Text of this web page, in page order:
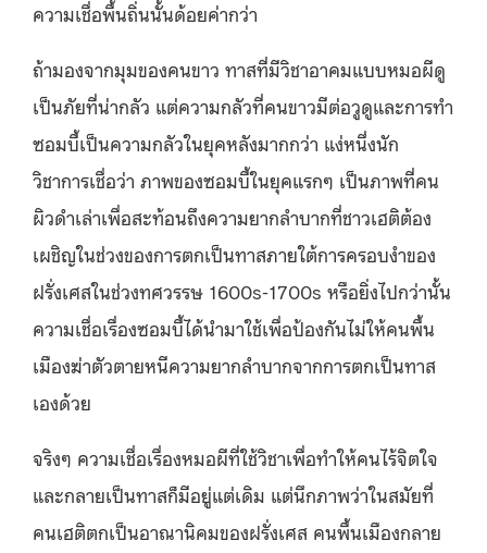
ความเชื่อพื้นถิ่นนั้นด้อยค่ากว่า
ถ้ามองจากมุมของคนขาว ทาสที่มีวิชาอาคมแบบหมอผีดู
เป็นภัยที่น่ากลัว แต่ความกลัวที่คนขาวมีต่อวูดูและการทำ
ซอมบี้เป็นความกลัวในยุคหลังมากกว่า แง่หนึ่งนัก
วิชาการเชื่อว่า ภาพของซอมบี้ในยุคแรกๆ เป็นภาพที่คน
ผิวดำเล่าเพื่อสะท้อนถึงความยากลำบากที่ชาวเฮติต้อง
เผชิญในช่วงของการตกเป็นทาสภายใต้การครอบงำของ
ฝรั่งเศสในช่วงทศวรรษ 1600s-1700s หรือยิ่งไปกว่านั้น
ความเชื่อเรื่องซอมบี้ได้นำมาใช้เพื่อป้องกันไม่ให้คนพื้น
เมืองฆ่าตัวตายหนีความยากลำบากจากการตกเป็นทาส
เองด้วย
จริงๆ ความเชื่อเรื่องหมอผีที่ใช้วิชาเพื่อทำให้คนไร้จิตใจ
และกลายเป็นทาสก็มีอยู่แต่เดิม แต่นึกภาพว่าในสมัยที่
คนเฮติตกเป็นอาณานิคมของฝรั่งเศส คนพื้นเมืองกลาย